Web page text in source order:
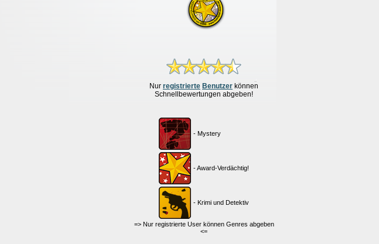
Nur registrierte Benutzer können
Schnellbewertungen abgeben!
- Mystery
- Award-Verdächtig!
- Krimi und Detektiv
=> Nur registrierte User können Genres abgeben
<=